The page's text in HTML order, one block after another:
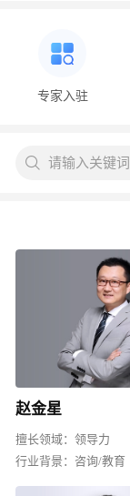
专家入驻
请输入关键词
赵金星
擅长领域： 领导力
行业背景： 咨询/教育